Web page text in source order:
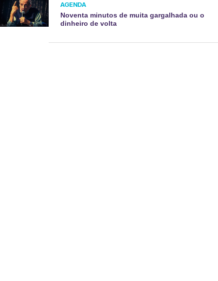
AGENDA
Noventa minutos de muita gargalhada ou o
dinheiro de volta